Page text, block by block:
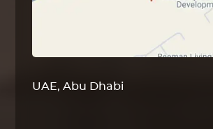
UAE, Abu Dhabi